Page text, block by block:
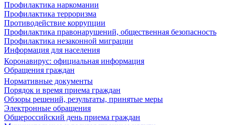
Профилактика наркомании
Профилактика терроризма
Противодействие коррупции
Профилактика правонарушений, общественная безопасность
Профилактика незаконной миграции
Информация для населения
Коронавирус: официальная информация
Обращения граждан
Нормативные документы
Порядок и время приема граждан
Обзоры решений, результаты, принятые меры
Электронные обращения
Общероссийский день приема граждан